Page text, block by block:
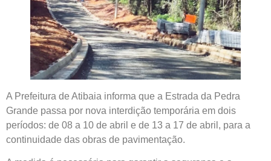
A Prefeitura de Atibaia informa que a Estrada da Pedra
Grande passa por nova interdição temporária em dois
períodos: de 08 a 10 de abril e de 13 a 17 de abril, para a
continuidade das obras de pavimentação.